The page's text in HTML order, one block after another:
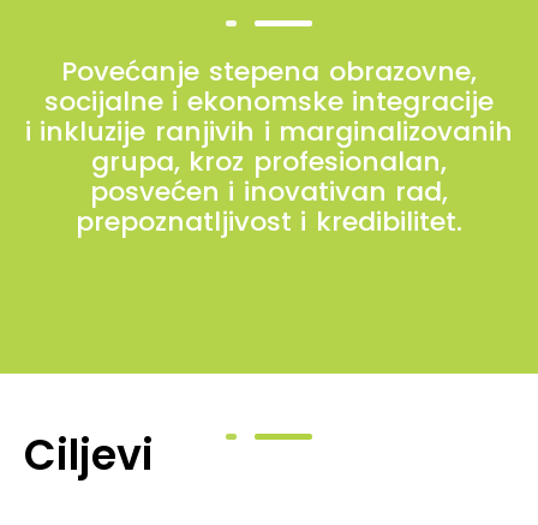
Povećanje stepena obrazovne,
socijalne i ekonomske integracije
i inkluzije ranjivih i marginalizovanih
grupa, kroz profesionalan,
posvećen i inovativan rad,
prepoznatljivost i kredibilitet.
Ciljevi